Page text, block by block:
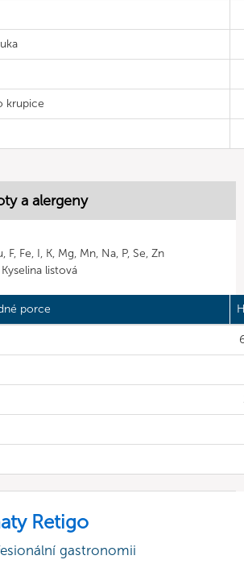
krupice
a alergeny
F, Fe, I, K, Mg, Mn, Na, P, Se, Zn
listová
porce
Retigo
gastronomii